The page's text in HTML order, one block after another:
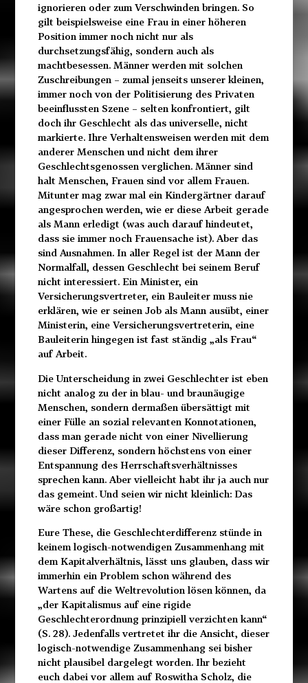
ignorieren oder zum Verschwinden bringen. So
gilt beispielsweise eine Frau in einer höheren
Position immer noch nicht nur als
durchsetzungsfähig, sondern auch als
machtbesessen. Männer werden mit solchen
Zuschreibungen – zumal jenseits unserer kleinen,
immer noch von der Politisierung des Privaten
beeinflussten Szene – selten konfrontiert, gilt
doch ihr Geschlecht als das universelle, nicht
markierte. Ihre Verhaltensweisen werden mit dem
anderer Menschen und nicht dem ihrer
Geschlechtsgenossen verglichen. Männer sind
halt Menschen, Frauen sind vor allem Frauen.
Mitunter mag zwar mal ein Kindergärtner darauf
angesprochen werden, wie er diese Arbeit gerade
als Mann erledigt (was auch darauf hindeutet,
dass sie immer noch Frauensache ist). Aber das
sind Ausnahmen. In aller Regel ist der Mann der
Normalfall, dessen Geschlecht bei seinem Beruf
nicht interessiert. Ein Minister, ein
Versicherungsvertreter, ein Bauleiter muss nie
erklären, wie er seinen Job als Mann ausübt, einer
Ministerin, eine Versicherungsvertreterin, eine
Bauleiterin hingegen ist fast ständig „als Frau“
auf Arbeit.
Die Unterscheidung in zwei Geschlechter ist eben
nicht analog zu der in blau- und braunäugige
Menschen, sondern dermaßen übersättigt mit
einer Fülle an sozial relevanten Konnotationen,
dass man gerade nicht von einer Nivellierung
dieser Differenz, sondern höchstens von einer
Entspannung des Herrschaftsverhältnisses
sprechen kann. Aber vielleicht habt ihr ja auch nur
das gemeint. Und seien wir nicht kleinlich: Das
wäre schon großartig!
Eure These, die Geschlechterdifferenz stünde in
keinem logisch-notwendigen Zusammenhang mit
dem Kapitalverhältnis, lässt uns glauben, dass wir
immerhin ein Problem schon während des
Wartens auf die Weltrevolution lösen können, da
„der Kapitalismus auf eine rigide
Geschlechterordnung prinzipiell verzichten kann“
(S. 28). Jedenfalls vertretet ihr die Ansicht, dieser
logisch-notwendige Zusammenhang sei bisher
nicht plausibel dargelegt worden. Ihr bezieht
euch dabei vor allem auf Roswitha Scholz, die